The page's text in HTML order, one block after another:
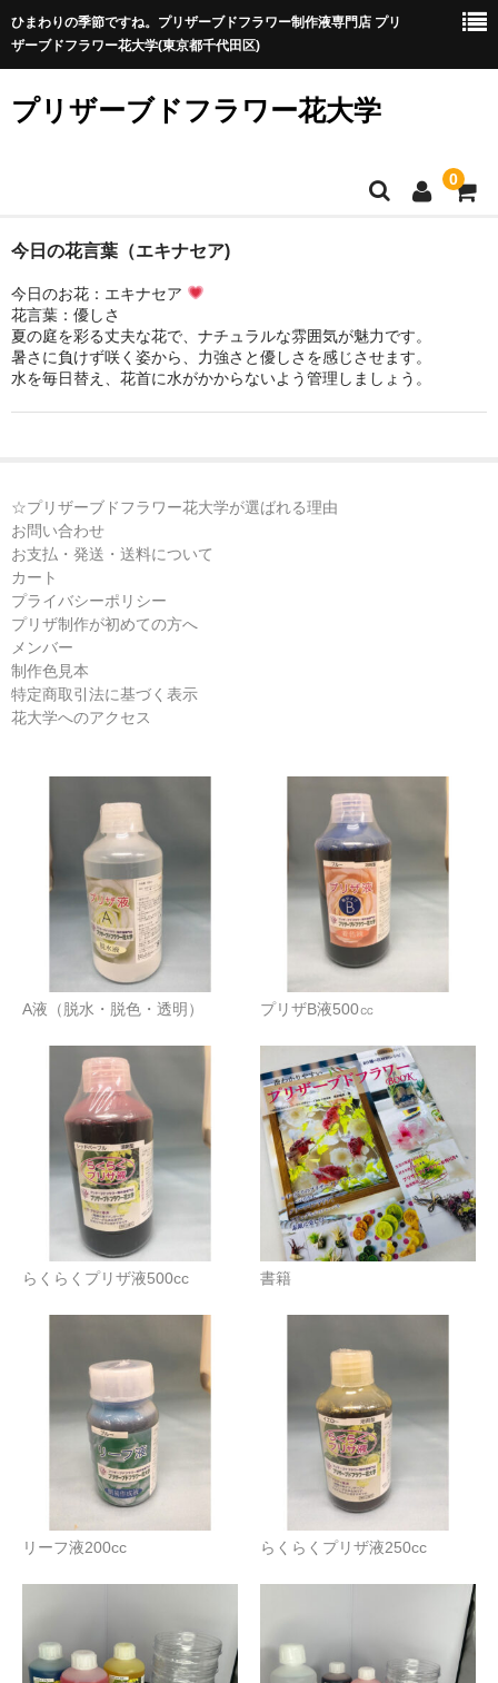
ひまわりの季節ですね。プリザーブドフラワー制作液専門店 プリ
ザーブドフラワー花大学(東京都千代田区)
プリザーブドフラワー花大学
0
プリザ制作が初めての方
プリザ制作が初めての方へ
プリザーブドフラワーに向いている？特徴と制作時のポイン
ト
制作液を選ぶ
B液
らくらくプリザ液
リーフ液
プリザーブドフラワー書籍
講習会レッスン
プリザ制作教室
花大学へのアクセス
今日の花言葉（エキナセア)
今日のお花：エキナセア
花言葉：優しさ
夏の庭を彩る丈夫な花で、ナチュラルな雰囲気が魅力です。
暑さに負けず咲く姿から、力強さと優しさを感じさせます。
水を毎日替え、花首に水がかからないよう管理しましょう。
☆プリザーブドフラワー花大学が選ばれる理由
お問い合わせ
お支払・発送・送料について
カート
プライバシーポリシー
プリザ制作が初めての方へ
メンバー
制作色見本
特定商取引法に基づく表示
花大学へのアクセス
A液（脱水・脱色・透明） プリザB液500㏄
らくらくプリザ液500cc 書籍
リーフ液200cc らくらくプリザ液250cc